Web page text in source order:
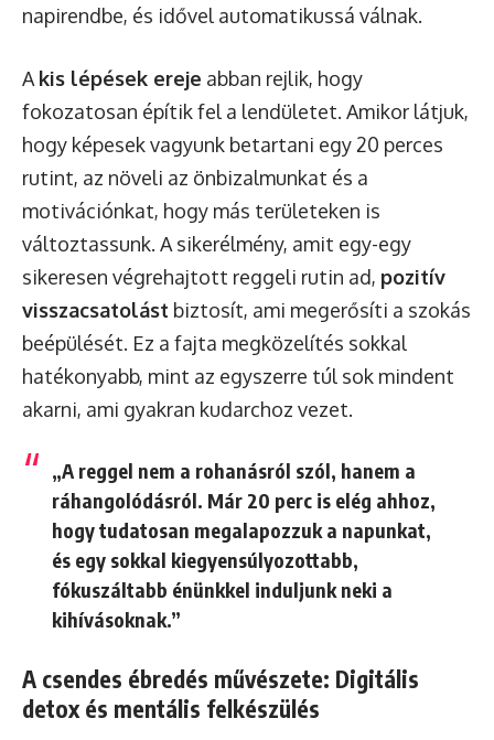
napirendbe, és idővel automatikussá válnak.
A kis lépések ereje abban rejlik, hogy
fokozatosan építik fel a lendületet. Amikor látjuk,
hogy képesek vagyunk betartani egy 20 perces
rutint, az növeli az önbizalmunkat és a
motivációnkat, hogy más területeken is
változtassunk. A sikerélmény, amit egy-egy
sikeresen végrehajtott reggeli rutin ad, pozitív
visszacsatolást biztosít, ami megerősíti a szokás
beépülését. Ez a fajta megközelítés sokkal
hatékonyabb, mint az egyszerre túl sok mindent
akarni, ami gyakran kudarchoz vezet.
„A reggel nem a rohanásról szól, hanem a
ráhangolódásról. Már 20 perc is elég ahhoz,
hogy tudatosan megalapozzuk a napunkat,
és egy sokkal kiegyensúlyozottabb,
fókuszáltabb énünkkel induljunk neki a
kihívásoknak.”
A csendes ébredés művészete: Digitális
detox és mentális felkészülés